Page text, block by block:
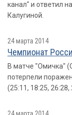
канал" и ответил
Калугиной.
24 марта 2014
Чемпионат
В матче "Омичка"
потерпели
(25:11, 18:25, 26:28,